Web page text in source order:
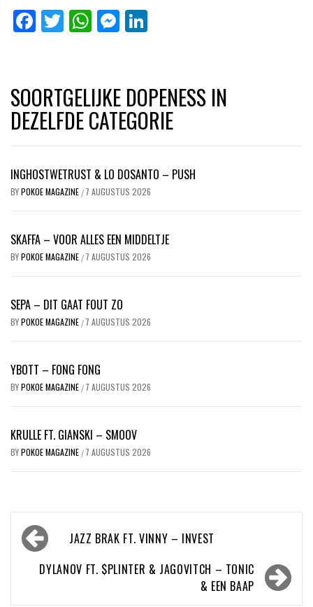
Facebook
Twitter
WhatsApp
Messenger
SOORTGELIJKE DOPENESS IN
DEZELFDE CATEGORIE
INGHOSTWETRUST & LO DOSANTO – PUSH
BYPOKOE MAGAZINE / 7 AUGUSTUS 2026
SKAFFA – VOOR ALLES EEN MIDDELTJE
BYPOKOE MAGAZINE / 7 AUGUSTUS 2026
SEPA – DIT GAAT FOUT ZO
BYPOKOE MAGAZINE / 7 AUGUSTUS 2026
YBOTT – FONG FONG
BYPOKOE MAGAZINE / 7 AUGUSTUS 2026
KRULLE FT. GIANSKI – SMOOV
BYPOKOE MAGAZINE / 7 AUGUSTUS 2026
Bericht
navigatieJAZZ BRAK FT. VINNY – INVEST
DYLANOV FT. $PLINTER & JAGOVITCH – TONIC
& EEN BAAP